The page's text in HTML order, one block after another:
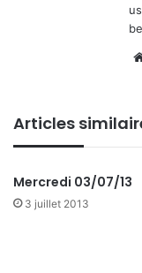
Articles
Mercredi 03/07/13
3 juillet 2013